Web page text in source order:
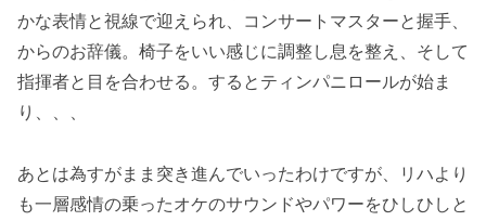
かな表情と視線で迎えられ、コンサートマスターと握手、
からのお辞儀。椅子をいい感じに調整し息を整え、そして
指揮者と目を合わせる。するとティンパニロールが始ま
り、、、
あとは為すがまま突き進んでいったわけですが、リハより
も一層感情の乗ったオケのサウンドやパワーをひしひしと